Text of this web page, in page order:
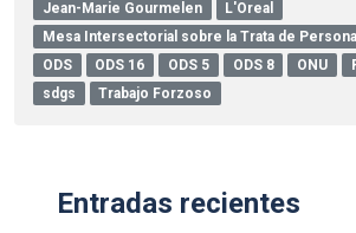
Jean-Marie Gourmelen
L'Oreal
Mesa Intersectorial sobre la Trata de
ODS
ODS 16 ODS 5 ODS 8 ONU
sdgs
Trabajo Forzoso
Entradas recientes